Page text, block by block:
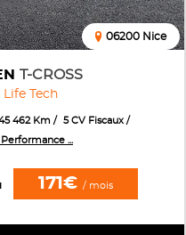
T-CROSS
Life Tech
06200 Nice
462 Km
5 CV Fiscaux
...
171€ / mois